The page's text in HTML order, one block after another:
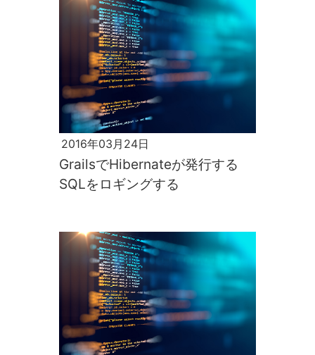
2016年03月24日
GrailsでHibernateが発行する
SQLをロギングする